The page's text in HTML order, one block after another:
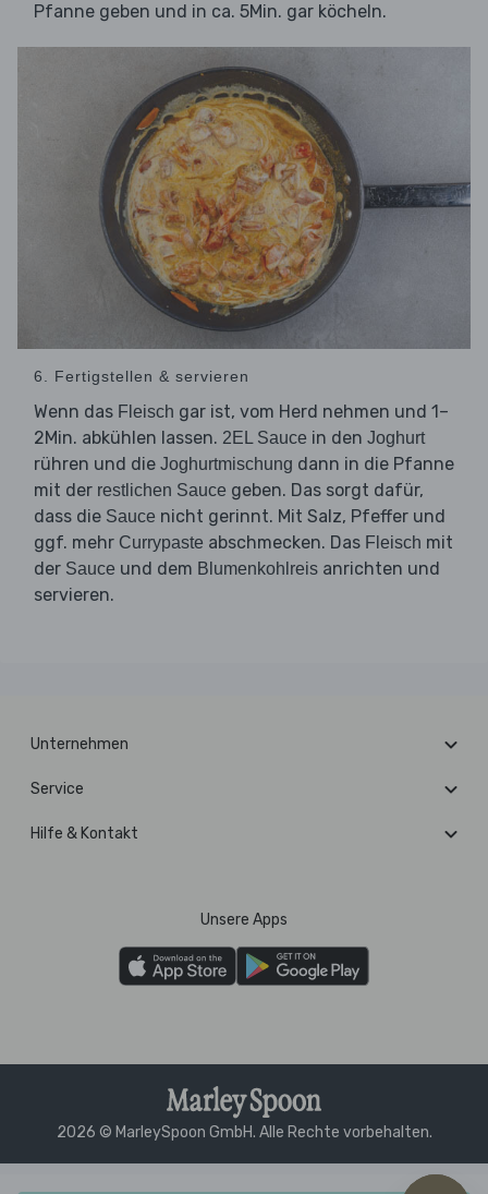
Pfanne geben und in ca. 5Min. gar köcheln.
6. Fertigstellen & servieren
Wenn das Fleisch gar ist, vom Herd nehmen und 1–
2Min. abkühlen lassen. 2EL Sauce in den Joghurt
rühren und die Joghurtmischung dann in die Pfanne
mit der restlichen Sauce geben. Das sorgt dafür,
dass die Sauce nicht gerinnt. Mit Salz, Pfeffer und
ggf. mehr Currypaste abschmecken. Das Fleisch mit
der Sauce und dem Blumenkohlreis anrichten und
servieren.
Unternehmen
Service
Hilfe & Kontakt
Unsere Apps
2026 © MarleySpoon GmbH. Alle Rechte vorbehalten.